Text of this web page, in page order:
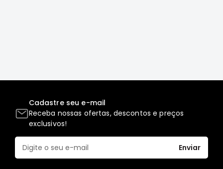
EKSTRON
FRAS-
LE
CONTITECH
FRONTIER
Cadastre seu e-mail
Receba nossas ofertas, descontos e preços
exclusivos!
Enviar